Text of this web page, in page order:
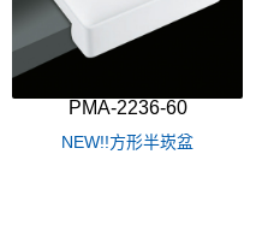
PMA-2236-60
NEW!!方形半崁盆